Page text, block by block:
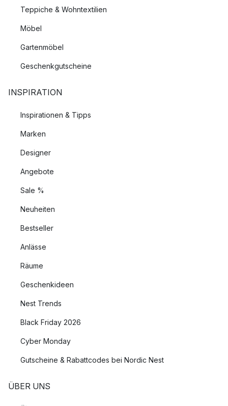
Teppiche & Wohntextilien
Möbel
Gartenmöbel
Geschenkgutscheine
INSPIRATION
Inspirationen & Tipps
Marken
Designer
Angebote
Sale %
Neuheiten
Bestseller
Anlässe
Räume
Geschenkideen
Nest Trends
Black Friday 2026
Cyber Monday
Gutscheine & Rabattcodes bei Nordic Nest
ÜBER UNS